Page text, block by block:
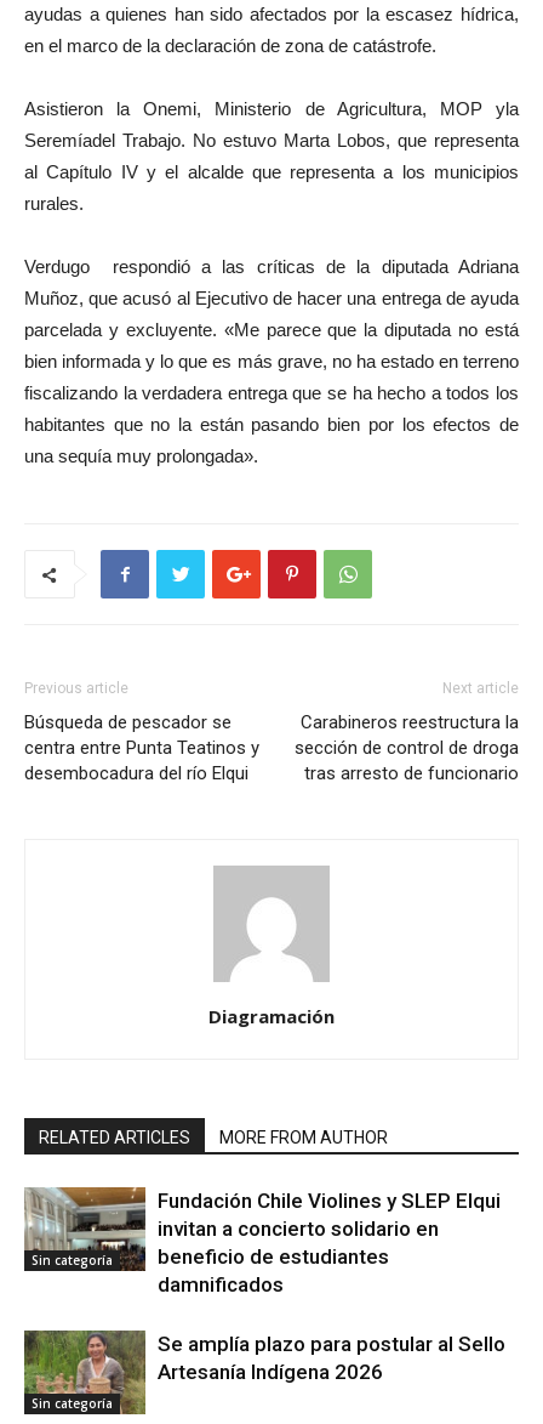
ayudas a quienes han sido afectados por la escasez hídrica,
en el marco de la declaración de zona de catástrofe.
Asistieron la Onemi, Ministerio de Agricultura, MOP yla
Seremíadel Trabajo. No estuvo Marta Lobos, que representa
al Capítulo IV y el alcalde que representa a los municipios
rurales.
Verdugo respondió a las críticas de la diputada Adriana
Muñoz, que acusó al Ejecutivo de hacer una entrega de ayuda
parcelada y excluyente. «Me parece que la diputada no está
bien informada y lo que es más grave, no ha estado en terreno
fiscalizando la verdadera entrega que se ha hecho a todos los
habitantes que no la están pasando bien por los efectos de
una sequía muy prolongada».
Previous article
Búsqueda de pescador se
centra entre Punta Teatinos y
desembocadura del río Elqui
Next article
Carabineros reestructura la
sección de control de droga
tras arresto de funcionario
Diagramación
RELATED ARTICLES MORE FROM AUTHOR
Sin categoría
Fundación Chile Violines y SLEP Elqui
invitan a concierto solidario en
beneficio de estudiantes
damnificados
Sin categoría
Se amplía plazo para postular al Sello
Artesanía Indígena 2026